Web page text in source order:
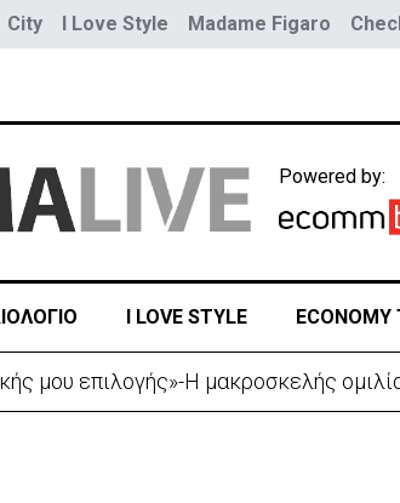
City I Love Style Madame Figaro
Powered by:
I LOVE STYLE ECONOMY
αυτοκινήτων και άρπαξε